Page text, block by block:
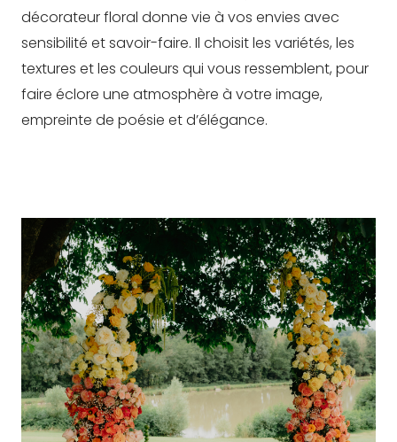
décorateur floral donne vie à vos envies avec
sensibilité et savoir-faire. Il choisit les variétés, les
textures et les couleurs qui vous ressemblent, pour
faire éclore une atmosphère à votre image,
empreinte de poésie et d’élégance.